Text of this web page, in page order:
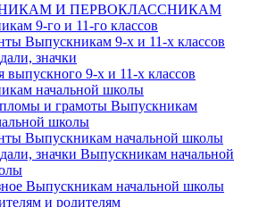
И ПЕРВОКЛАССНИКАМ
9-го и 11-го классов
Выпускникам 9-х и 11-х классов
значки
выпускного 9-х и 11-х классов
начальной школы
и грамоты Выпускникам
школы
Выпускникам начальной школы
значки Выпускникам начальной
Выпускникам начальной школы
и родителям